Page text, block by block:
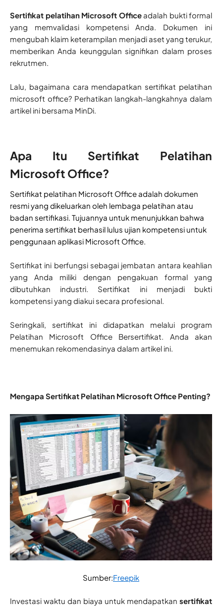
Sertifikat pelatihan Microsoft Officeadalah bukti formal
yang memvalidasi kompetensi Anda. Dokumen ini
mengubah klaim keterampilan menjadi aset yang terukur,
memberikan Anda keunggulan signifikan dalam proses
rekrutmen.
Lalu, bagaimana cara mendapatkan sertifikat pelatihan
microsoft office? Perhatikan langkah-langkahnya dalam
artikel ini bersama MinDi.
Apa Itu Sertifikat Pelatihan
Microsoft Office?
Sertifikat pelatihan Microsoft Office adalah dokumen
resmi yang dikeluarkan oleh lembaga pelatihan atau
badan sertifikasi. Tujuannya untuk menunjukkan bahwa
penerima sertifikat berhasil lulus ujian kompetensi untuk
penggunaan aplikasi Microsoft Office.
Sertifikat ini berfungsi sebagai jembatan antara keahlian
yang Anda miliki dengan pengakuan formal yang
dibutuhkan industri. Sertifikat ini menjadi bukti
kompetensi yang diakui secara profesional.
Seringkali, sertifikat ini didapatkan melalui program
Pelatihan Microsoft Office Bersertifikat. Anda akan
menemukan rekomendasinya dalam artikel ini.
Mengapa Sertifikat Pelatihan Microsoft Office Penting?
Sumber:Freepik
Investasi waktu dan biaya untuk mendapatkan sertifikat